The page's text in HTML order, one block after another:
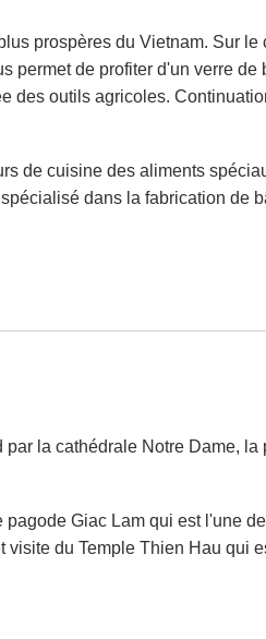
prospères du Vietnam. Sur le
permet de profiter d'un verre de
des outils agricoles.
de cuisine des aliments
dans la fabrication de
la cathédrale Notre Dame, la
Giac Lam qui est l'une
du Temple Thien Hau qui